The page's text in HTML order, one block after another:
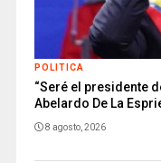
POLITICA
“Seré el presidente
Abelardo De La
8 agosto, 2026